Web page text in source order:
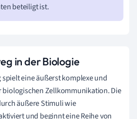
beteiligt ist.
in der Biologie
spielt eine äußerst komplexe und
biologischen Zellkommunikation. Die
äußere Stimuli wie
und beginnt eine Reihe von